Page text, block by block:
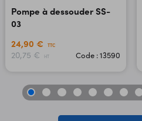
Pompe à dessouder SS-
03
24,90 €
TTC
20,75 € HT Code : 13590